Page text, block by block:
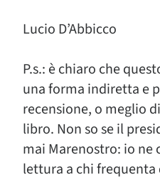
Lucio D’Abbicco
P.s.: è chiaro che
una forma indiretta e
recensione, o meglio
libro. Non so se il
mai Marenostro: io ne
lettura a chi frequenta